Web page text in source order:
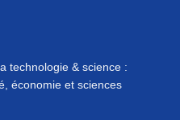
technologie & science :
économie et sciences